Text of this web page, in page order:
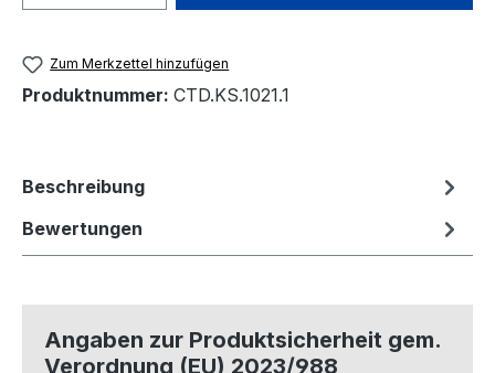
Zum Merkzettel hinzufügen
Produktnummer: CTD.KS.1021.1
Beschreibung
Bewertungen
Angaben zur Produktsicherheit gem.
Verordnung (EU) 2023/988